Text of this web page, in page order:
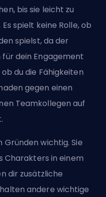
bis sie leicht zu
spielt keine Rolle, ob
spielst, da der
dein Engagement
du die Fähigkeiten
gegen einen
Teamkollegen auf
Gründen wichtig. Sie
Charakters in einem
dir zusätzliche
andere wichtige